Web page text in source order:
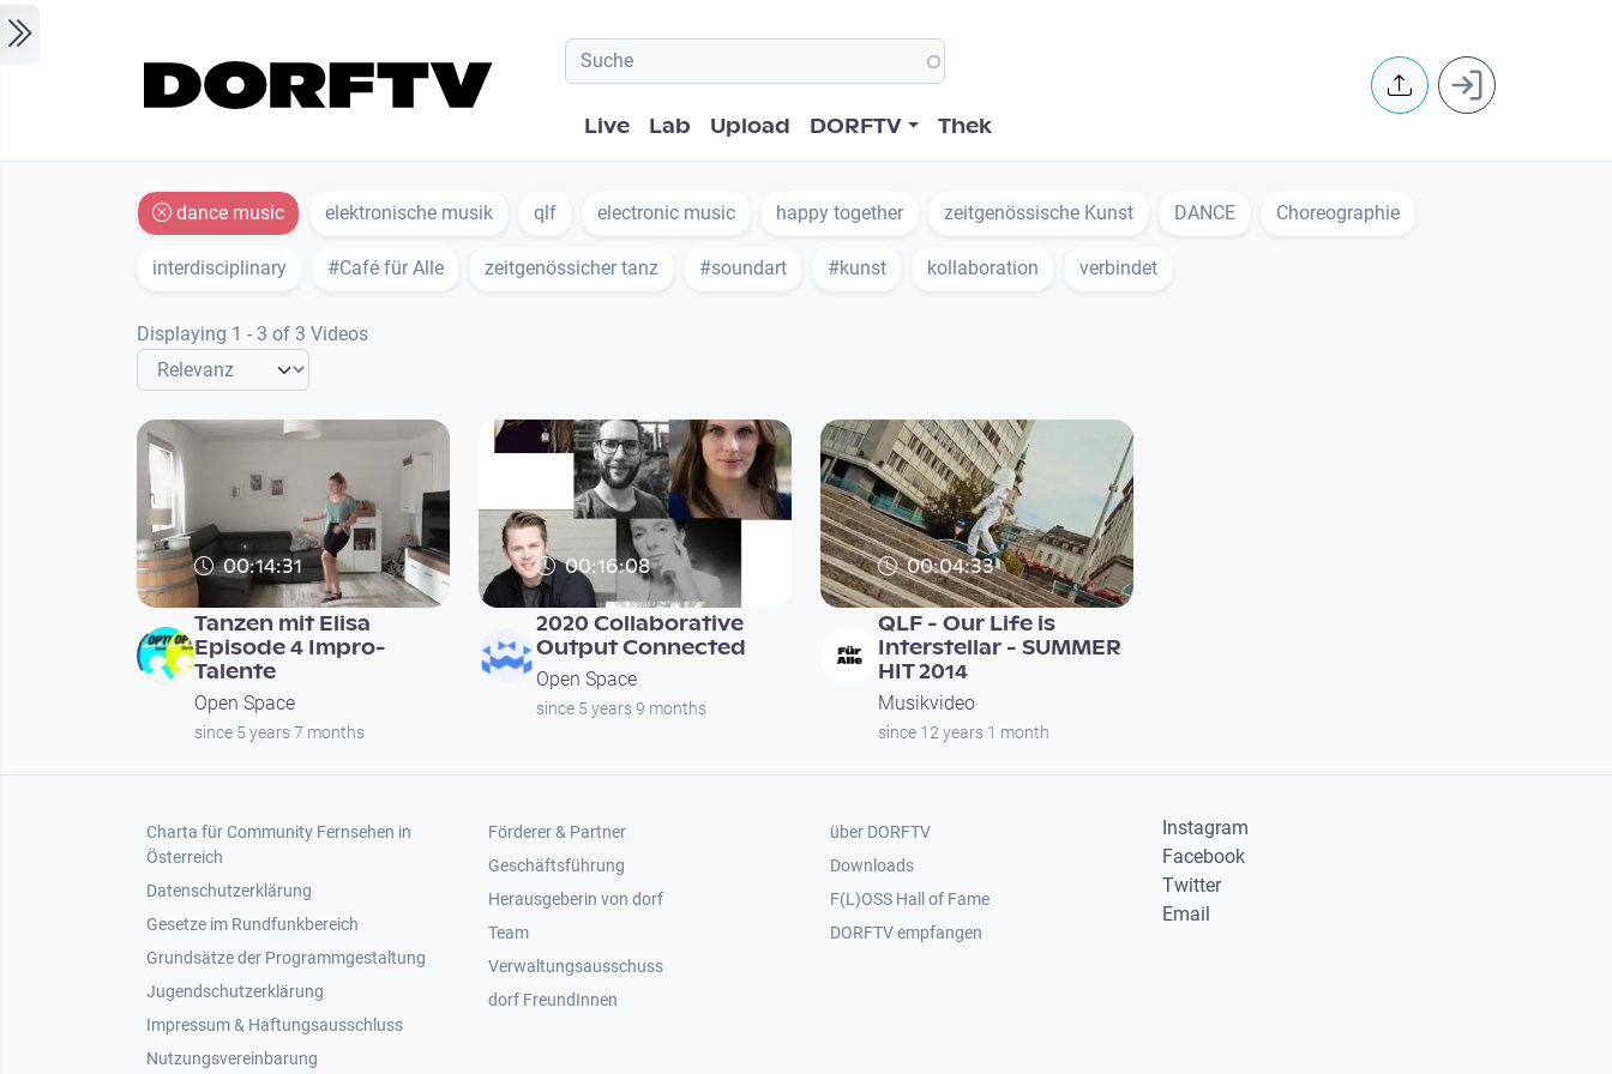
Hauptnavigation
Live Lab Upload DORFTV Thek
User
dance music elektronische musik qlf electronic music happy together zeitgenössische Kunst DANCE Choreographie
interdisciplinary #Café für Alle zeitgenössicher tanz #soundart #kunst kollaboration verbindet
Displaying 1 - 3 of 3 Videos
00:14:31
Tanzen mit Elisa
Episode 4 Impro-
Talente
Open Space
since 5 years 7 months
00:16:08
2020 Collaborative
Output Connected
Open Space
since 5 years 9 months
00:04:33
QLF - Our Life is
Interstellar - SUMMER
HIT 2014
Musikvideo
since 12 years 1 month
Footer 1
Charta für Community Fernsehen in
Österreich
Datenschutzerklärung
Gesetze im Rundfunkbereich
Grundsätze der Programmgestaltung
Jugendschutzerklärung
Impressum & Haftungsausschluss
Nutzungsvereinbarung
Footer 2
Förderer & Partner
Geschäftsführung
Herausgeberin von dorf
Team
Verwaltungsausschuss
dorf FreundInnen
Footer 3
über DORFTV
Downloads
F(L)OSS Hall of Fame
Footer 4
DORFTV empfangen
Instagram
Facebook
Twitter
Email